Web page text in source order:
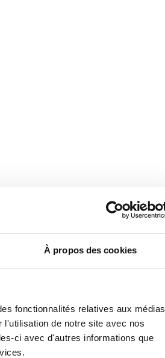
À propos des cookies
fonctionnalités relatives aux médias
de notre site avec nos
ci avec d'autres informations que